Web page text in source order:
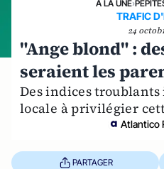
A LA UNE›
TRAFIC
24
"Ange blond" :
seraient les
Des indices
locale à privilégier
Atlantico
PARTAGER